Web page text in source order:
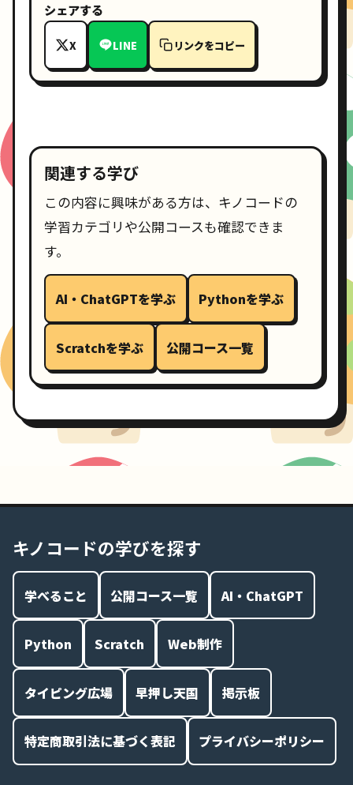
シェアする
X LINE リンクをコピー
関連する学び
この内容に興味がある方は、キノコードの
学習カテゴリや公開コースも確認できま
す。
AI・ChatGPTを学ぶ Pythonを学ぶ
Scratchを学ぶ 公開コース一覧
キノコードの学びを探す
学べること 公開コース一覧 AI・ChatGPT
Python Scratch Web制作
タイピング広場 早押し天国 掲示板
特定商取引法に基づく表記 プライバシーポリシー